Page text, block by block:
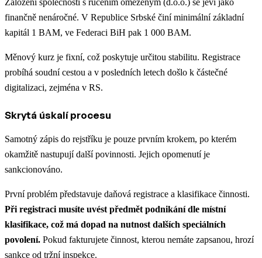
Založení společnosti s ručením omezeným (d.o.o.) se jeví jako
finančně nenáročné. V Republice Srbské činí minimální základní
kapitál 1 BAM, ve Federaci BiH pak 1 000 BAM.
Měnový kurz je fixní, což poskytuje určitou stabilitu. Registrace
probíhá soudní cestou a v posledních letech došlo k částečné
digitalizaci, zejména v RS.
Skrytá úskalí procesu
Samotný zápis do rejstříku je pouze prvním krokem, po kterém
okamžitě nastupují další povinnosti. Jejich opomenutí je
sankcionováno.
První problém představuje daňová registrace a klasifikace činnosti.
Při registraci musíte uvést předmět podnikání dle místní
klasifikace, což má dopad na nutnost dalších speciálních
povolení. Pokud fakturujete činnost, kterou nemáte zapsanou, hrozí
sankce od tržní inspekce.